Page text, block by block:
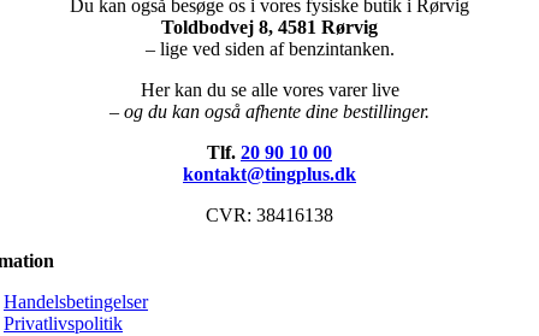
Du kan også besøge os i vores fysiske butik i Rørvig
Toldbodvej 8, 4581 Rørvig
– lige ved siden af benzintanken.
Her kan du se alle vores varer live
– og du kan også afhente dine bestillinger.
Tlf. 20 90 10 00
kontakt@tingplus.dk
CVR: 38416138
Handelsbetingelser
Privatlivspolitik